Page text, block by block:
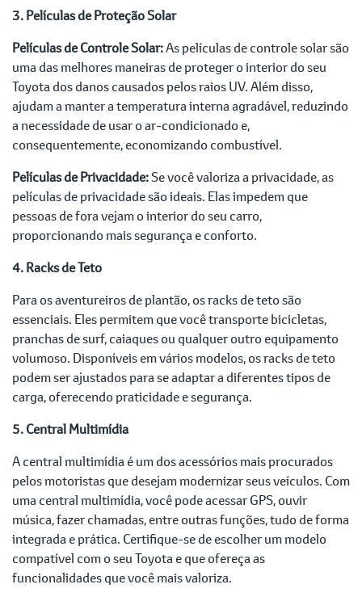
3. Películas de Proteção Solar
Películas de Controle Solar:As películas de controle solar são
uma das melhores maneiras de proteger o interior do seu
Toyota dos danos causados pelos raios UV. Além disso,
ajudam a manter a temperatura interna agradável, reduzindo
a necessidade de usar o ar-condicionado e,
consequentemente, economizando combustível.
Películas de Privacidade:Se você valoriza a privacidade, as
películas de privacidade são ideais. Elas impedem que
pessoas de fora vejam o interior do seu carro,
proporcionando mais segurança e conforto.
4. Racks de Teto
Para os aventureiros de plantão, os racks de teto são
essenciais. Eles permitem que você transporte bicicletas,
pranchas de surf, caiaques ou qualquer outro equipamento
volumoso. Disponíveis em vários modelos, os racks de teto
podem ser ajustados para se adaptar a diferentes tipos de
carga, oferecendo praticidade e segurança.
5. Central Multimídia
A central multimídia é um dos acessórios mais procurados
pelos motoristas que desejam modernizar seus veículos. Com
uma central multimídia, você pode acessar GPS, ouvir
música, fazer chamadas, entre outras funções, tudo de forma
integrada e prática. Certifique-se de escolher um modelo
compatível com o seu Toyota e que ofereça as
funcionalidades que você mais valoriza.